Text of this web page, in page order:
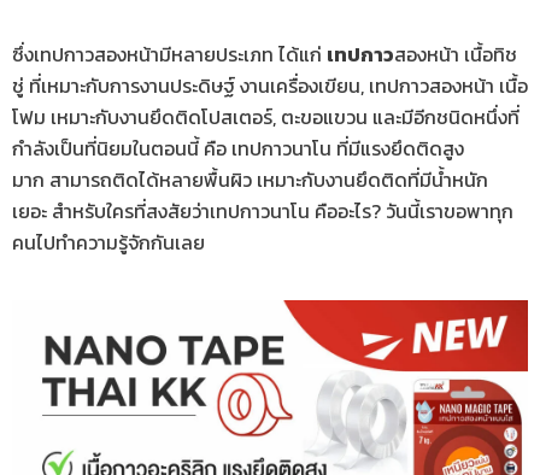
ซึ่งเทปกาวสองหน้ามีหลายประเภท ได้แก่ เทปกาวสองหน้า เนื้อทิช
ชู่ ที่เหมาะกับการงานประดิษฐ์ งานเครื่องเขียน, เทปกาวสองหน้า เนื้อ
โฟม เหมาะกับงานยึดติดโปสเตอร์, ตะขอแขวน และมีอีกชนิดหนึ่งที่
กำลังเป็นที่นิยมในตอนนี้ คือ เทปกาวนาโน ที่มีแรงยึดติดสูง
มาก สามารถติดได้หลายพื้นผิว เหมาะกับงานยึดติดที่มีน้ำหนัก
เยอะ สำหรับใครที่สงสัยว่าเทปกาวนาโน คืออะไร? วันนี้เราขอพาทุก
คนไปทำความรู้จักกันเลย